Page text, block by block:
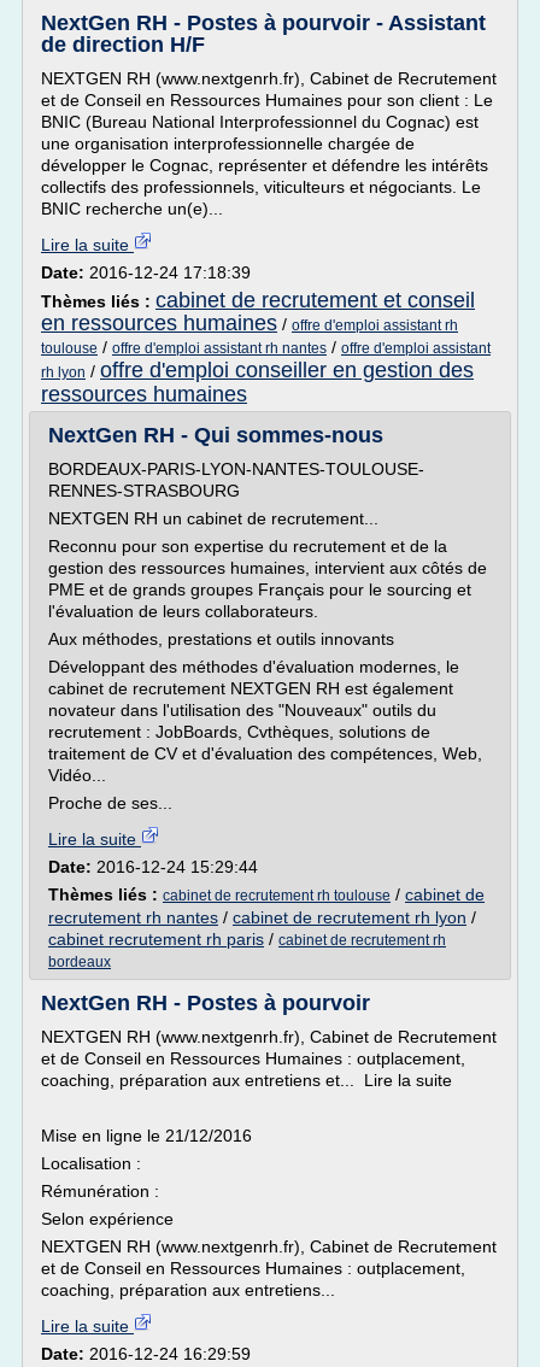
NextGen RH - Postes à pourvoir - Assistant
de direction H/F
NEXTGEN RH (www.nextgenrh.fr), Cabinet de Recrutement
et de Conseil en Ressources Humaines pour son client : Le
BNIC (Bureau National Interprofessionnel du Cognac) est
une organisation interprofessionnelle chargée de
développer le Cognac, représenter et défendre les intérêts
collectifs des professionnels, viticulteurs et négociants. Le
BNIC recherche un(e)...
Lire la suite
Date: 2016-12-24 17:18:39
Thèmes liés : cabinet de recrutement et conseil
en ressources humaines / offre d'emploi assistant rh
toulouse / offre d'emploi assistant rh nantes / offre d'emploi assistant
rh lyon / offre d'emploi conseiller en gestion des
ressources humaines
NextGen RH - Qui sommes-nous
BORDEAUX-PARIS-LYON-NANTES-TOULOUSE-
RENNES-STRASBOURG
NEXTGEN RH un cabinet de recrutement...
Reconnu pour son expertise du recrutement et de la
gestion des ressources humaines, intervient aux côtés de
PME et de grands groupes Français pour le sourcing et
l'évaluation de leurs collaborateurs.
Aux méthodes, prestations et outils innovants
Développant des méthodes d'évaluation modernes, le
cabinet de recrutement NEXTGEN RH est également
novateur dans l'utilisation des "Nouveaux" outils du
recrutement : JobBoards, Cvthèques, solutions de
traitement de CV et d'évaluation des compétences, Web,
Vidéo...
Proche de ses...
Lire la suite
Date: 2016-12-24 15:29:44
Thèmes liés : cabinet de recrutement rh toulouse / cabinet de
recrutement rh nantes / cabinet de recrutement rh lyon /
cabinet recrutement rh paris / cabinet de recrutement rh
bordeaux
NextGen RH - Postes à pourvoir
NEXTGEN RH (www.nextgenrh.fr), Cabinet de Recrutement
et de Conseil en Ressources Humaines : outplacement,
coaching, préparation aux entretiens et... Lire la suite
Mise en ligne le 21/12/2016
Localisation :
Rémunération :
Selon expérience
NEXTGEN RH (www.nextgenrh.fr), Cabinet de Recrutement
et de Conseil en Ressources Humaines : outplacement,
coaching, préparation aux entretiens...
Lire la suite
Date: 2016-12-24 16:29:59